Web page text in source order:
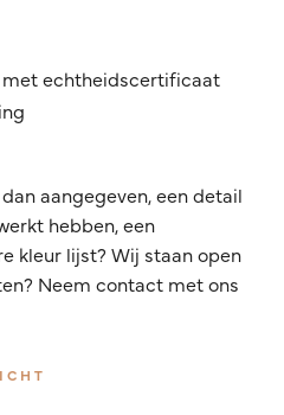
echtheidscertificaat
aangegeven, een detail
hebben, een
kleur lijst? Wij staan open
Neem contact met ons